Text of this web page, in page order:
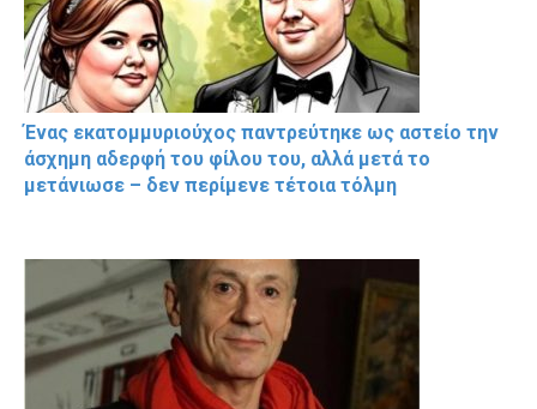
Ένας εκατομμυριούχος παντρεύτηκε ως αστείο την
άσχημη αδερφή του φίλου του, αλλά μετά το
μετάνιωσε – δεν περίμενε τέτοια τόλμη